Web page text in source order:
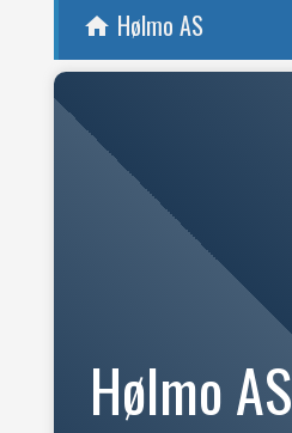
home Hølmo AS
Hølmo AS